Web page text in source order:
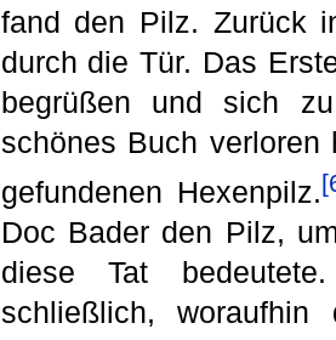
fand den Pilz. Zurück
durch die Tür. Das
begrüßen und sich
schönes Buch
gefundenen Hexenpilz.
Doc Bader den Pilz,
diese Tat
schließlich,